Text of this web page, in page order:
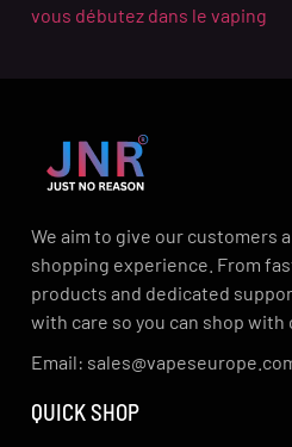
vous débutez dans le vaping
We aim to give our customers
shopping experience. From
products and dedicated
with care so you can shop with
Email:
QUICK SHOP